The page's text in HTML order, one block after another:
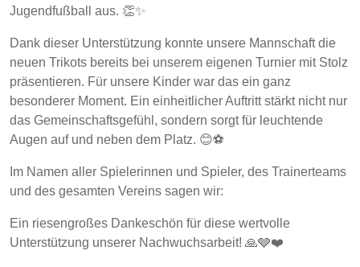
Jugendfußball aus. 👏✨
Dank dieser Unterstützung konnte unsere Mannschaft die
neuen Trikots bereits bei unserem eigenen Turnier mit Stolz
präsentieren. Für unsere Kinder war das ein ganz
besonderer Moment. Ein einheitlicher Auftritt stärkt nicht nur
das Gemeinschaftsgefühl, sondern sorgt für leuchtende
Augen auf und neben dem Platz. 😊⚽
Im Namen aller Spielerinnen und Spieler, des Trainerteams
und des gesamten Vereins sagen wir:
Ein riesengroßes Dankeschön für diese wertvolle
Unterstützung unserer Nachwuchsarbeit! 🙏🩶❤️